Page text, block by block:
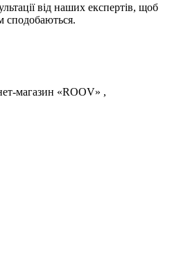
від наших експертів, щоб
сподобаються.
магазин «ROOV» ,